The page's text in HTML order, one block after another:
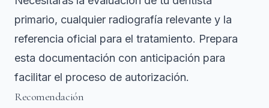
primario, cualquier radiografía relevante y la
referencia oficial para el tratamiento. Prepara
esta documentación con anticipación para
facilitar el proceso de autorización.
Recomendación